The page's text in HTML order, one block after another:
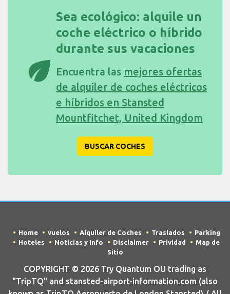
eco
Sea ecológico: alquile un
coche eléctrico o híbrido
durante sus vacaciones
Encuentra las mejores ofertas
de alquiler de coches eléctricos
e híbridos en Stansted
Mountfitchet, United Kingdom
BUSCAR COCHES
Home vuelos Alquiler de Coches Traslados
Parking
Hoteles
Noticias y Info Disclaimer Prividad
Map de
Sitio
COPYRIGHT © 2026 Try Quantum OU trading as
"TripTQ" and stansted-airport-information.com (also